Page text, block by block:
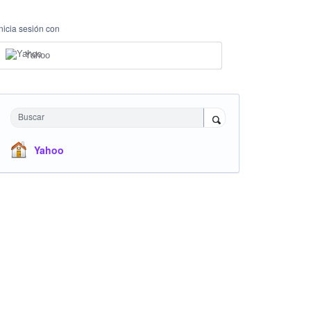
sesión con
Yahoo
Buscar
Yahoo